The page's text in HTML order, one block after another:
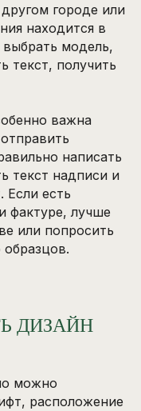
городе или
находится в
модель,
текст, получить
важна
написать
текст надписи и
Если есть
фактуре, лучше
или попросить
ДИЗАЙН
можно
расположение